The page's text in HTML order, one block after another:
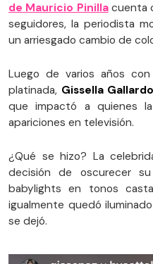
de Mauricio Pinillacuenta
seguidores, la periodista
un arriesgado cambio de
Luego de varios años
platinada, Gissella Gallardo
que impactó a quienes
apariciones en televisión.
¿Qué se hizo? La
decisión de oscurecer
babylights en tonos
igualmente quedó
se dejó.